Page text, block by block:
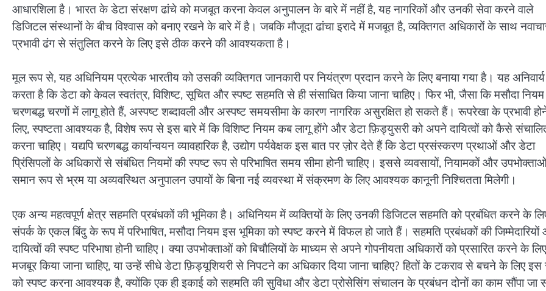
आधारशिला है। भारत के डेटा संरक्षण ढांचे को मजबूत करना केवल अनुपालन के बारे में नहीं है, यह नागरिकों और उनकी सेवा करने वाले
डिजिटल संस्थानों के बीच विश्वास को बनाए रखने के बारे में है। जबकि मौजूदा ढांचा इरादे में मजबूत है, व्यक्तिगत अधिकारों के साथ
प्रभावी ढंग से संतुलित करने के लिए इसे ठीक करने की आवश्यकता है।
मूल रूप से, यह अधिनियम प्रत्येक भारतीय को उसकी व्यक्तिगत जानकारी पर नियंत्रण प्रदान करने के लिए बनाया गया है। यह अनिवार्य
करता है कि डेटा को केवल स्वतंत्र, विशिष्ट, सूचित और स्पष्ट सहमति से ही संसाधित किया जाना चाहिए। फिर भी, जैसा कि मसौदा नियम
चरणबद्ध चरणों में लागू होते हैं, अस्पष्ट शब्दावली और अस्पष्ट समयसीमा के कारण नागरिक असुरक्षित हो सकते हैं। रूपरेखा के प्रभावी
लिए, स्पष्टता आवश्यक है, विशेष रूप से इस बारे में कि विशिष्ट नियम कब लागू होंगे और डेटा फ़िड्युसरी को अपने दायित्वों को कैसे
करना चाहिए। यद्यपि चरणबद्ध कार्यान्वयन व्यावहारिक है, उद्योग पर्यवेक्षक इस बात पर ज़ोर देते हैं कि डेटा प्रसंस्करण प्रथाओं और डेटा
प्रिंसिपलों के अधिकारों से संबंधित नियमों की स्पष्ट रूप से परिभाषित समय सीमा होनी चाहिए। इससे व्यवसायों, नियामकों और
समान रूप से भ्रम या अव्यवस्थित अनुपालन उपायों के बिना नई व्यवस्था में संक्रमण के लिए आवश्यक कानूनी निश्चितता मिलेगी।
एक अन्य महत्वपूर्ण क्षेत्र सहमति प्रबंधकों की भूमिका है। अधिनियम में व्यक्तियों के लिए उनकी डिजिटल सहमति को प्रबंधित करने के
संपर्क के एकल बिंदु के रूप में परिभाषित, मसौदा नियम इस भूमिका को स्पष्ट करने में विफल हो जाते हैं। सहमति प्रबंधकों की
दायित्वों की स्पष्ट परिभाषा होनी चाहिए। क्या उपभोक्ताओं को बिचौलियों के माध्यम से अपने गोपनीयता अधिकारों को प्रसारित करने के लिए
मजबूर किया जाना चाहिए, या उन्हें सीधे डेटा फ़िड्यूशियरी से निपटने का अधिकार दिया जाना चाहिए? हितों के टकराव से बचने के लिए
को स्पष्ट करना आवश्यक है, क्योंकि एक ही इकाई को सहमति की सुविधा और डेटा प्रोसेसिंग संचालन के प्रबंधन दोनों का काम सौंपा जा